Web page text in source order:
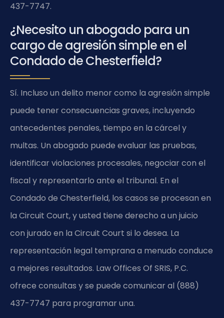
437-7747.
¿Necesito un abogado para un
cargo de agresión simple en el
Condado de Chesterfield?
Sí. Incluso un delito menor como la agresión simple
puede tener consecuencias graves, incluyendo
antecedentes penales, tiempo en la cárcel y
multas. Un abogado puede evaluar las pruebas,
identificar violaciones procesales, negociar con el
fiscal y representarlo ante el tribunal. En el
Condado de Chesterfield, los casos se procesan en
la Circuit Court, y usted tiene derecho a un juicio
con jurado en la Circuit Court si lo desea. La
representación legal temprana a menudo conduce
a mejores resultados. Law Offices Of SRIS, P.C.
ofrece consultas y se puede comunicar al (888)
437-7747 para programar una.